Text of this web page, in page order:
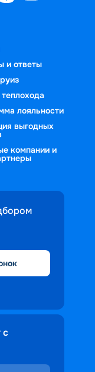
и ответы
лояльности
выгодных
компании и
с